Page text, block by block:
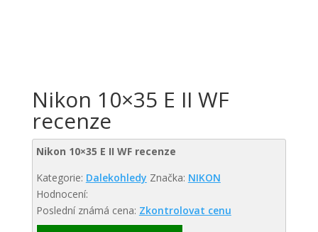
Nikon 10×35 E II WF
recenze
Nikon 10×35 E II WF recenze
Kategorie: Dalekohledy Značka: NIKON
Hodnocení:
Poslední známá cena: Zkontrolovat cenu